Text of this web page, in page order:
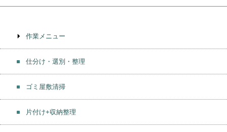
作業メニュー
仕分け・選別・整理
ゴミ屋敷清掃
片付け+収納整理